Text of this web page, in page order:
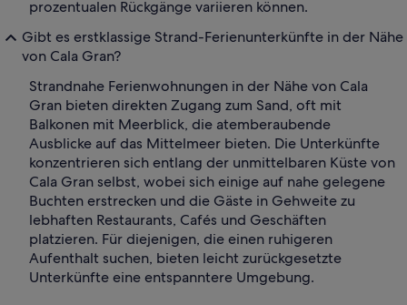
prozentualen Rückgänge variieren können.
Gibt es erstklassige Strand-Ferienunterkünfte in der Nähe
von Cala Gran?
Strandnahe Ferienwohnungen in der Nähe von Cala
Gran bieten direkten Zugang zum Sand, oft mit
Balkonen mit Meerblick, die atemberaubende
Ausblicke auf das Mittelmeer bieten. Die Unterkünfte
konzentrieren sich entlang der unmittelbaren Küste von
Cala Gran selbst, wobei sich einige auf nahe gelegene
Buchten erstrecken und die Gäste in Gehweite zu
lebhaften Restaurants, Cafés und Geschäften
platzieren. Für diejenigen, die einen ruhigeren
Aufenthalt suchen, bieten leicht zurückgesetzte
Unterkünfte eine entspanntere Umgebung.